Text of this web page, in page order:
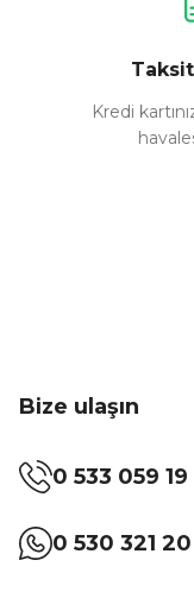
Ürün
Ürün
Ürün fiyatı
Bu ürüne
Kredi
Bize ulaşın
0 533 059 19
0 530 321